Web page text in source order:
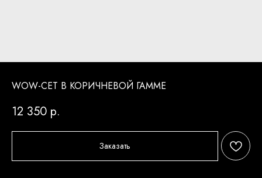
WOW-СЕТ В КОРИЧНЕВОЙ ГАММЕ
12 350 р.
Заказать